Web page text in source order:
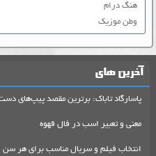
هنگ درام
وطن موزیک
آخرین های
پاسارگاد تاباک: برترین مقصد پیپ‌های
معنی و تعبیر اسب در فال قهوه
انتخاب فیلم و سریال مناسب برای هر سن